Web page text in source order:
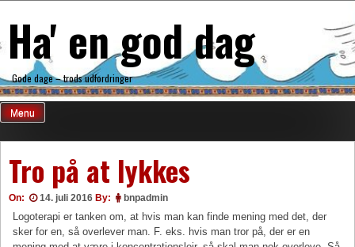
content
Ha' en god dag
Gode dage – trods udfordringer
Menu
Tro på at lykkes
On: 14. juli 2016 By: bnpadmin
Logoterapi er tanken om, at hvis man kan finde mening med det, der
sker for en, så overlever man. F. eks. hvis man tror på, der er en